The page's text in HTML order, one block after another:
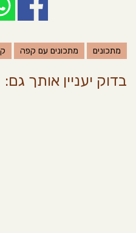
מתכונים מתכונים עם קפה
בדוק יעניין אותך גם: